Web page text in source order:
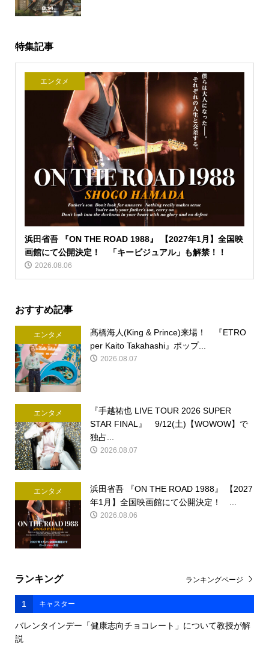
特集記事
エンタメ
浜田省吾 『ON THE ROAD 1988』 【2027年1月】全国映
画館にて公開決定！ 「キービジュアル」も解禁！！
2026.08.06
おすすめ記事
エンタメ
髙橋海人(King & Prince)来場！ 『ETRO
per Kaito Takahashi』ポップ...
2026.08.07
エンタメ
『手越祐也 LIVE TOUR 2026 SUPER
STAR FINAL』 9/12(土)【WOWOW】で
独占...
2026.08.07
エンタメ
浜田省吾 『ON THE ROAD 1988』 【2027
年1月】全国映画館にて公開決定！ ...
2026.08.06
ランキング
1 キャスター
バレンタインデー「健康志向チョコレート」について教授が解
説
ランキングページ